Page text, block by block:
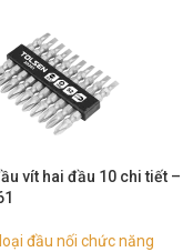
vít Pozidriv – 20317